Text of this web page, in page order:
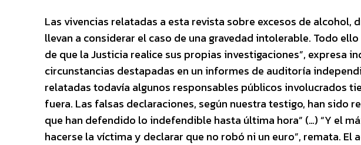
Las vivencias relatadas a esta revista sobre excesos de
llevan a considerar el caso de una gravedad intolerable. Todo
de que la Justicia realice sus propias investigaciones”, expresa
circunstancias destapadas en un informes de auditoría
relatadas todavía algunos responsables públicos involucrados
fuera. Las falsas declaraciones, según nuestra testigo, han sido
que han defendido lo indefendible hasta última hora” (…) “Y el
hacerse la víctima y declarar que no robó ni un euro”, remata. El